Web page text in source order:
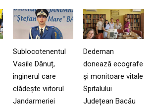
Sublocotenentul
Vasile Dănuț,
inginerul care
clădește viitorul
Jandarmeriei
Dedeman
donează ecografe
și monitoare vitale
Spitalului
Județean Bacău